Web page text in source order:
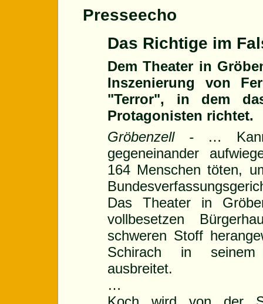
Presseecho
Das Richtige im
Dem Theater in
Inszenierung von
"Terror", in dem
Protagonisten richtet.
Gröbenzell - …
gegeneinander
164 Menschen töten,
Das Theater in
vollbesetzen
schweren Stoff
Schirach in seinem
ausbreitet.
…